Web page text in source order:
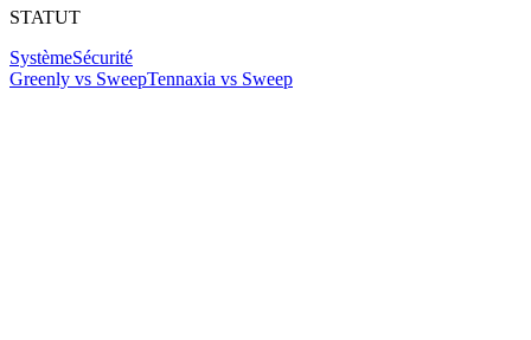
STATUT
SystèmeSécurité
Greenly vs SweepTennaxia vs Sweep